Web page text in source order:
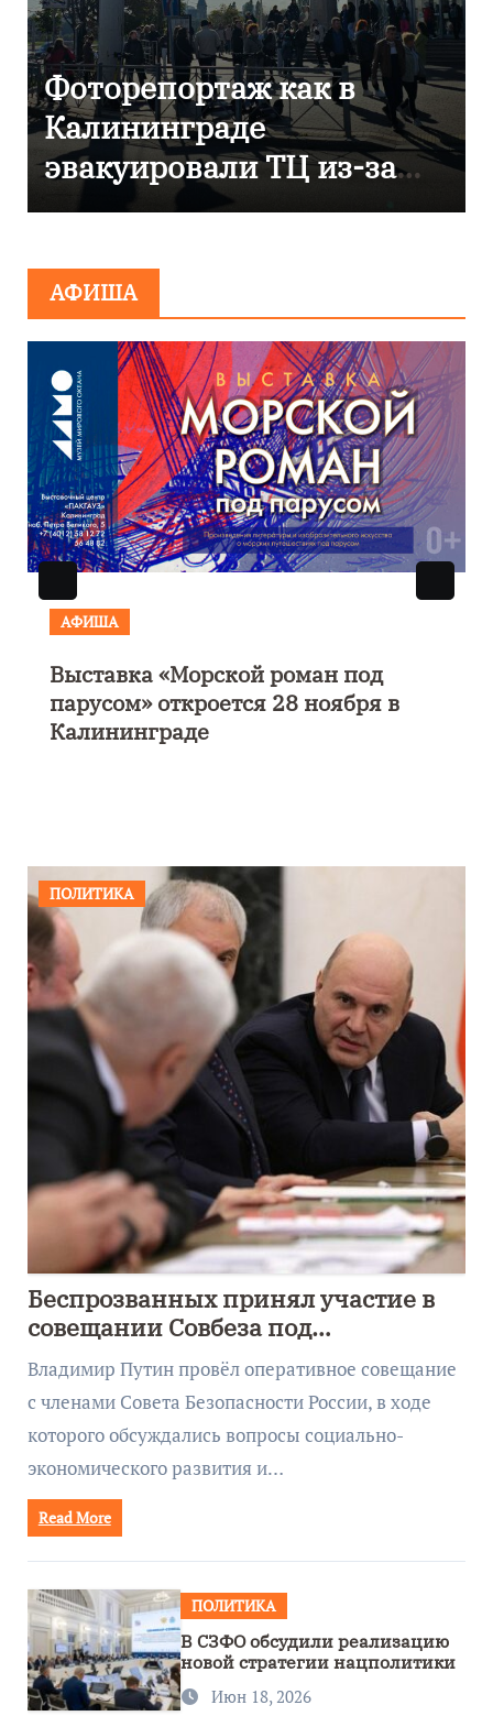
В Калининграде
отметили 80-летие
компании «Россети
Янтарь»
АФИША
АФИША
Выставка «Морской роман под
парусом» откроется 28 ноября в
Калининграде
ПОЛИТИКА
Беспрозванных принял участие в
совещании Совбеза под
руководством Путина
Владимир Путин провёл оперативное совещание
с членами Совета Безопасности России, в ходе
которого обсуждались вопросы социально-
экономического развития и…
Read More
ПОЛИТИКА
В СЗФО обсудили реализацию
новой стратегии нацполитики
Июн 18, 2026